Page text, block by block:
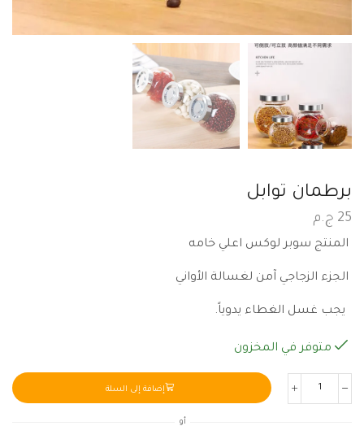
برطمان توابل
25 ج.م
المنتج سوبر لوكس اعلي خامه
الجزء الزجاجي آمن لغسالة الأواني
يجب غسل الغطاء يدوياً.
متوفر في المخزون
إضافة إلى السلة
أو